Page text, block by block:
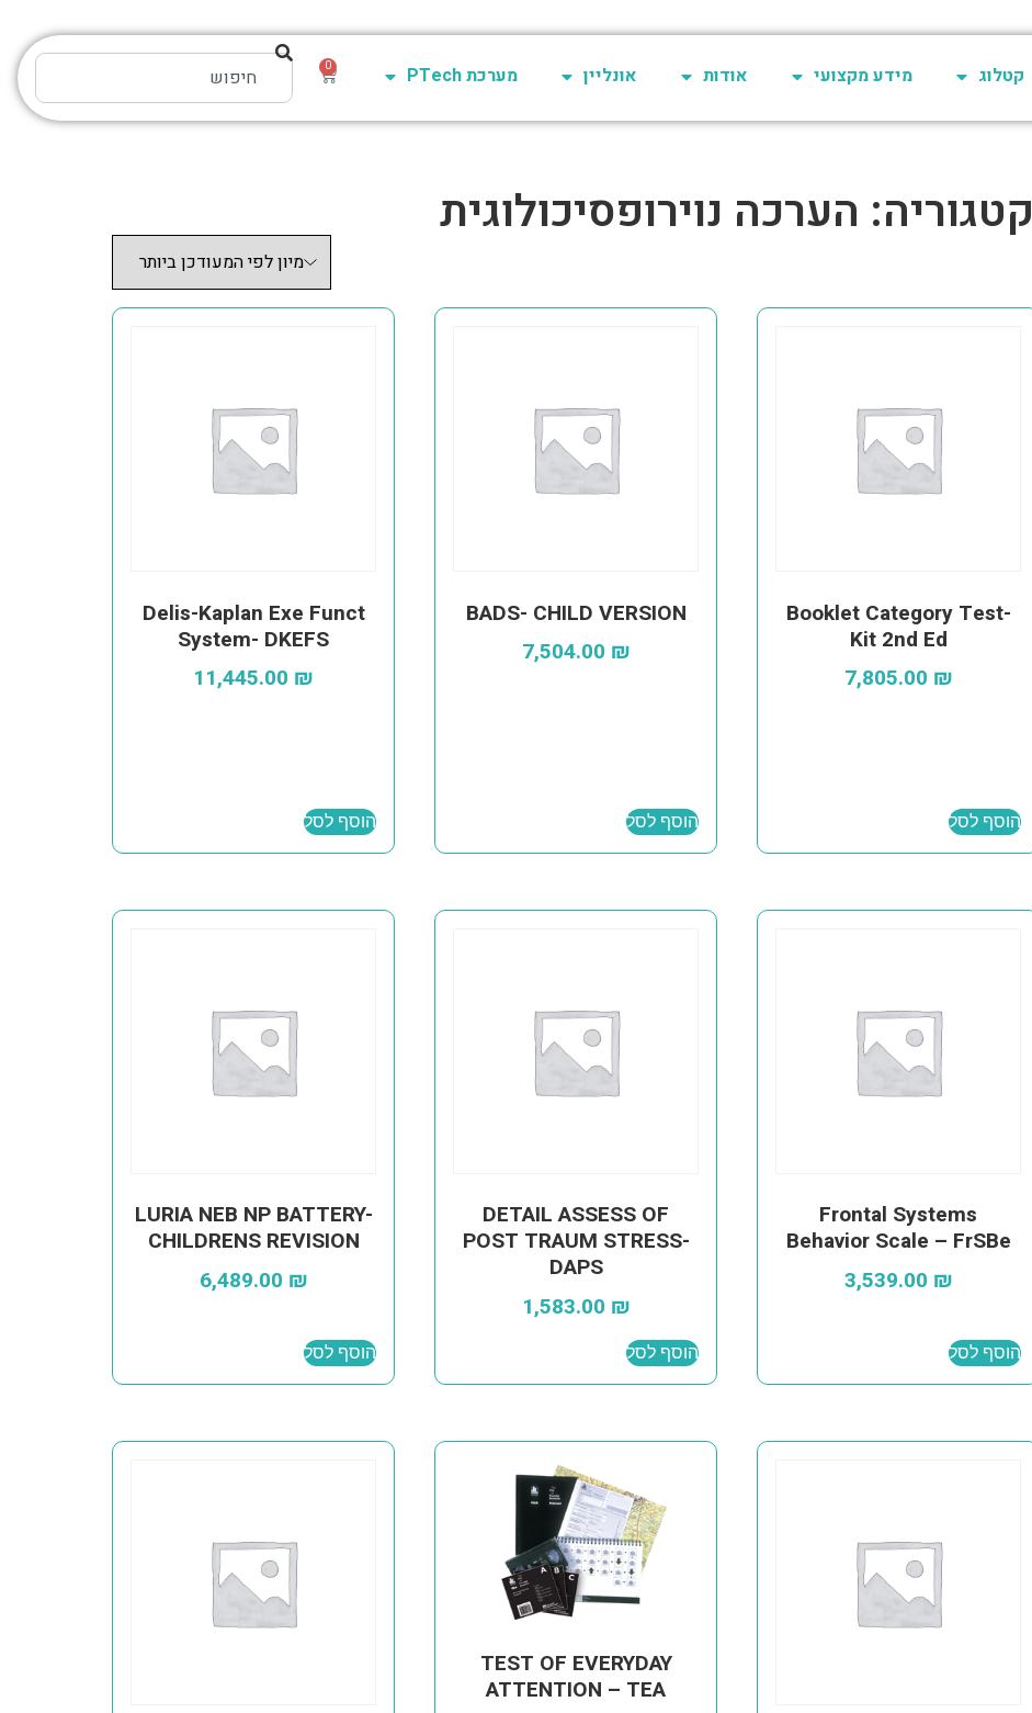
0 קטלוג מידע מקצועי אודות אונליין מערכת PTech
קטגוריה: הערכה נוירופסיכולוגית
Booklet Category Test-
Kit 2nd Ed
7,805.00 ₪
הוסף לסל
BADS- CHILD VERSION
7,504.00 ₪
הוסף לסל
Delis-Kaplan Exe Funct
System- DKEFS
11,445.00 ₪
הוסף לסל
Frontal Systems
Behavior Scale – FrSBe
3,539.00 ₪
הוסף לסל
DETAIL ASSESS OF
POST TRAUM STRESS-
DAPS
1,583.00 ₪
הוסף לסל
LURIA NEB NP BATTERY-
CHILDRENS REVISION
6,489.00 ₪
הוסף לסל
TEST OF EVERYDAY
ATTENTION – TEA